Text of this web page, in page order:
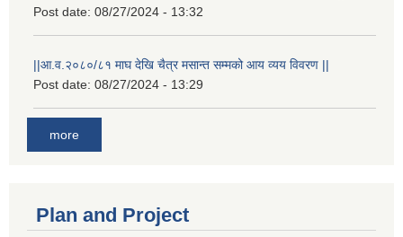
Post date: 08/27/2024 - 13:32
||आ.व.२०८०/८१ माघ देखि चैत्र मसान्त सम्मको आय व्यय विवरण ||
Post date: 08/27/2024 - 13:29
more
Plan and Project